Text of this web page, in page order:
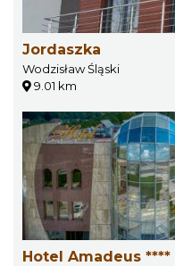
Jordaszka
Wodzisław Śląski
9.01 km
Hotel Amadeus ****